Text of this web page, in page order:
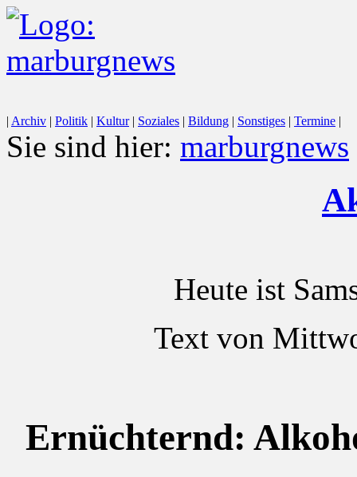
| Archiv | Politik | Kultur| Soziales | Bildung | Sonstiges | Termine |
Sie sind hier: marburgnews
Heute ist
Text von
Ernüchternd: